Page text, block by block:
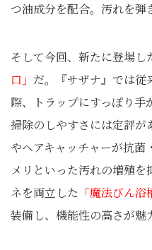
つ油成分を配合。汚れを弾
そして今回、新たに登場し
口」 だ。『サザナ』では従
際、トラップにすっぽり手
掃除のしやすさには定評が
やヘアキャッチャーが抗菌
メリといった汚れの増殖
ネを両立した 「魔法びん浴
装備し、機能性の高さが魅